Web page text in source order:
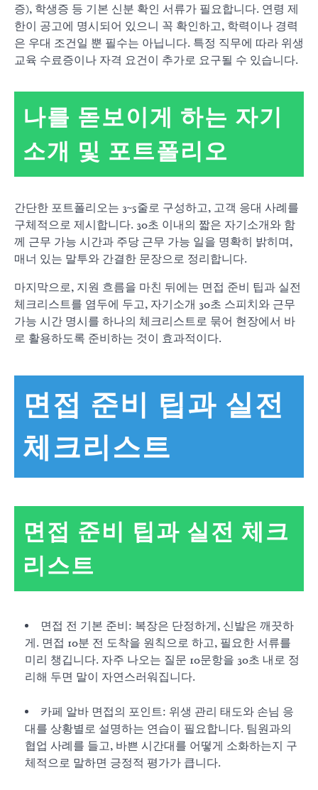
증), 학생증 등 기본 신분 확인 서류가 필요합니다. 연령 제
한이 공고에 명시되어 있으니 꼭 확인하고, 학력이나 경력
은 우대 조건일 뿐 필수는 아닙니다. 특정 직무에 따라 위생
교육 수료증이나 자격 요건이 추가로 요구될 수 있습니다.
나를 돋보이게 하는 자기
소개 및 포트폴리오
간단한 포트폴리오는 3~5줄로 구성하고, 고객 응대 사례를
구체적으로 제시합니다. 30초 이내의 짧은 자기소개와 함
께 근무 가능 시간과 주당 근무 가능 일을 명확히 밝히며,
매너 있는 말투와 간결한 문장으로 정리합니다.
마지막으로, 지원 흐름을 마친 뒤에는 면접 준비 팁과 실전
체크리스트를 염두에 두고, 자기소개 30초 스피치와 근무
가능 시간 명시를 하나의 체크리스트로 묶어 현장에서 바
로 활용하도록 준비하는 것이 효과적이다.
면접 준비 팁과 실전
체크리스트
면접 준비 팁과 실전 체크
리스트
면접 전 기본 준비: 복장은 단정하게, 신발은 깨끗하
게. 면접 10분 전 도착을 원칙으로 하고, 필요한 서류를
미리 챙깁니다. 자주 나오는 질문 10문항을 30초 내로 정
리해 두면 말이 자연스러워집니다.
카페 알바 면접의 포인트: 위생 관리 태도와 손님 응
대를 상황별로 설명하는 연습이 필요합니다. 팀원과의
협업 사례를 들고, 바쁜 시간대를 어떻게 소화하는지 구
체적으로 말하면 긍정적 평가가 큽니다.